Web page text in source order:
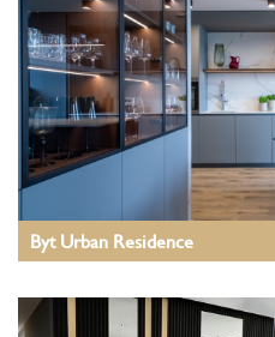
Byt Urban Residence